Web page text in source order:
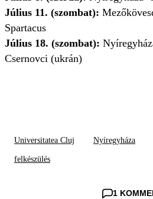
Július 11. (szombat):
Spartacus
Július 18. (szombat):
Csernovci (ukrán)
Universitatea Cluj Nyíregyháza
felkészülés
1